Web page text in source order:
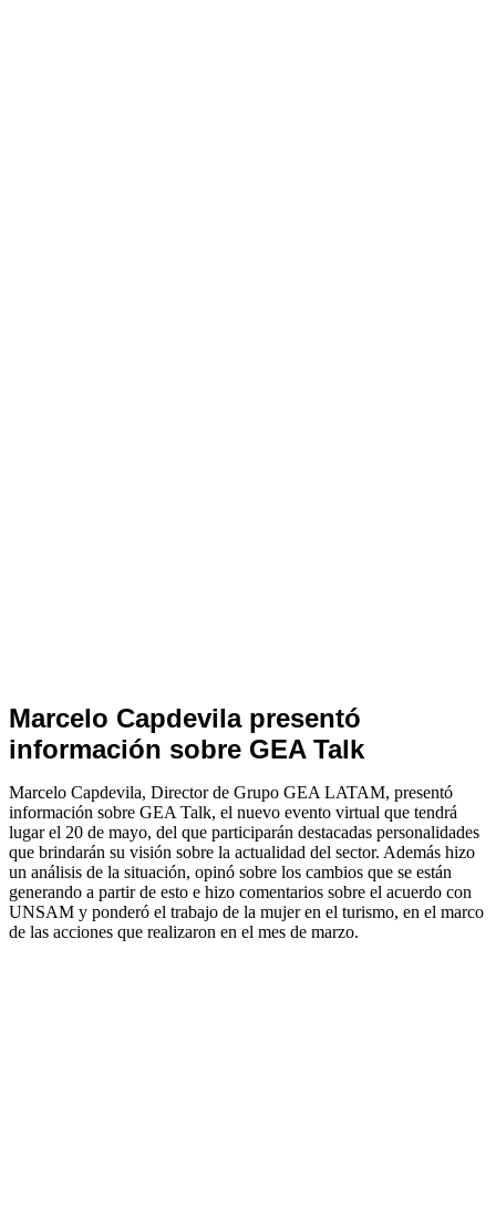
Noticias
de
Turismo
Marcelo Capdevila presentó
información sobre GEA Talk
Marcelo Capdevila, Director de Grupo GEA LATAM, presentó
información sobre GEA Talk, el nuevo evento virtual que tendrá
lugar el 20 de mayo, del que participarán destacadas personalidades
que brindarán su visión sobre la actualidad del sector. Además hizo
un análisis de la situación, opinó sobre los cambios que se están
generando a partir de esto e hizo comentarios sobre el acuerdo con
UNSAM y ponderó el trabajo de la mujer en el turismo, en el marco
de las acciones que realizaron en el mes de marzo.